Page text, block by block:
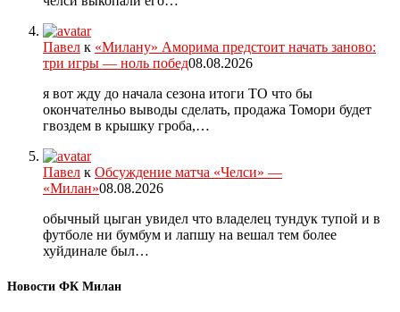
Павел к «Милану» Аморима предстоит начать заново:
три игры — ноль побед08.08.2026
я вот жду до начала сезона итоги ТО что бы
окончателньо выводы сделать, продажа Томори будет
гвоздем в крышку гроба,…
Павел к Обсуждение матча «Челси» —
«Милан»08.08.2026
обычный цыган увидел что владелец тундук тупой и в
футболе ни бумбум и лапшу на вешал тем более
хуйдинале был…
Новости ФК Милан